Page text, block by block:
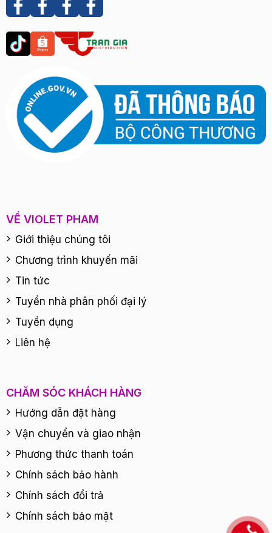
VỀ VIOLET PHAM
Giới thiệu chúng tôi
Chương trình khuyến mãi
Tin tức
Tuyển nhà phân phối đại lý
Tuyển dụng
Liên hệ
CHĂM SÓC KHÁCH HÀNG
Hướng dẫn đặt hàng
Vận chuyển và giao nhận
Phương thức thanh toán
Chính sách bảo hành
Chính sách đổi trả
Chính sách bảo mật